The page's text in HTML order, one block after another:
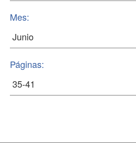
Mes:
Páginas: